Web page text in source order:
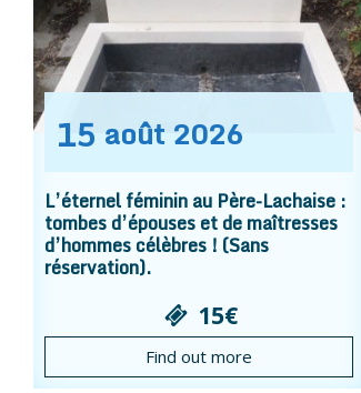
15 août 2026
L’éternel féminin au Père-Lachaise :
tombes d’épouses et de maîtresses
d’hommes célèbres ! (Sans
réservation).
15€
Find out more